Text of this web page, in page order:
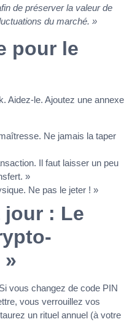
de préserver la valeur de
du marché. »
pour le
Aidez-le. Ajoutez une annexe
Ne jamais la taper
Il faut laisser un peu
»
Ne pas le jeter ! »
jour : Le
»
vous changez de code PIN
vous verrouillez vos
un rituel annuel (à votre